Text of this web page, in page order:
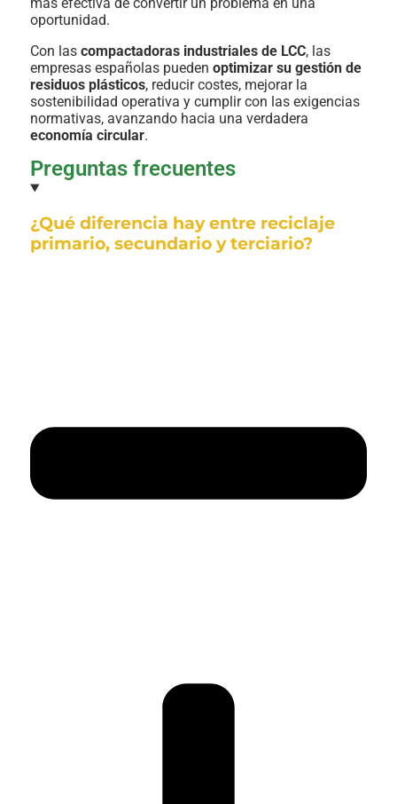
oportunidad.
Con las compactadoras industriales de LCC, las
empresas españolas pueden optimizar su gestión de
residuos plásticos, reducir costes, mejorar la
sostenibilidad operativa y cumplir con las exigencias
normativas, avanzando hacia una verdadera
economía circular.
Preguntas frecuentes
¿Qué diferencia hay entre reciclaje
primario, secundario y terciario?